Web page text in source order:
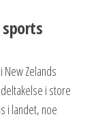
Zelands
i store
i landet, noe